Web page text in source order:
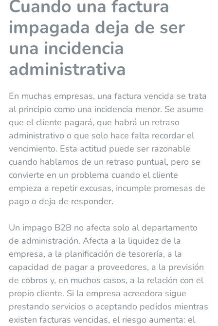
Cuando una factura
impagada deja de ser
una incidencia
administrativa
En muchas empresas, una factura vencida se trata
al principio como una incidencia menor. Se asume
que el cliente pagará, que habrá un retraso
administrativo o que solo hace falta recordar el
vencimiento. Esta actitud puede ser razonable
cuando hablamos de un retraso puntual, pero se
convierte en un problema cuando el cliente
empieza a repetir excusas, incumple promesas de
pago o deja de responder.
Un impago B2B no afecta solo al departamento
de administración. Afecta a la liquidez de la
empresa, a la planificación de tesorería, a la
capacidad de pagar a proveedores, a la previsión
de cobros y, en muchos casos, a la relación con el
propio cliente. Si la empresa acreedora sigue
prestando servicios o aceptando pedidos mientras
existen facturas vencidas, el riesgo aumenta: el